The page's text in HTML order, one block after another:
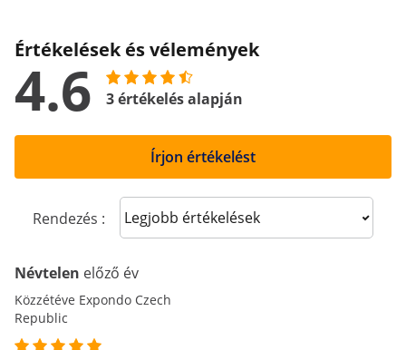
Értékelések és vélemények
4.6 3 értékelés alapján
Írjon értékelést
Rendezés : Sort reviews
Névtelen előző év
Közzétéve Expondo Czech
Republic